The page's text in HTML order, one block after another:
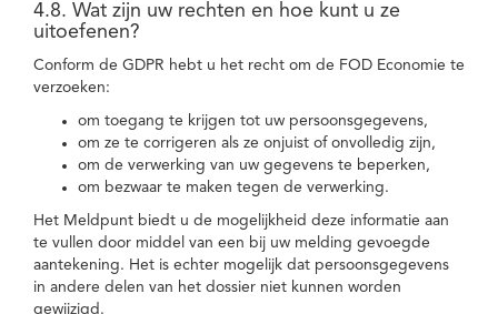
4.8. Wat zijn uw rechten en hoe kunt u ze
uitoefenen?
Conform de GDPR hebt u het recht om de FOD Economie te
verzoeken:
om toegang te krijgen tot uw persoonsgegevens,
om ze te corrigeren als ze onjuist of onvolledig zijn,
om de verwerking van uw gegevens te beperken,
om bezwaar te maken tegen de verwerking.
Het Meldpunt biedt u de mogelijkheid deze informatie aan
te vullen door middel van een bij uw melding gevoegde
aantekening. Het is echter mogelijk dat persoonsgegevens
in andere delen van het dossier niet kunnen worden
gewijzigd.